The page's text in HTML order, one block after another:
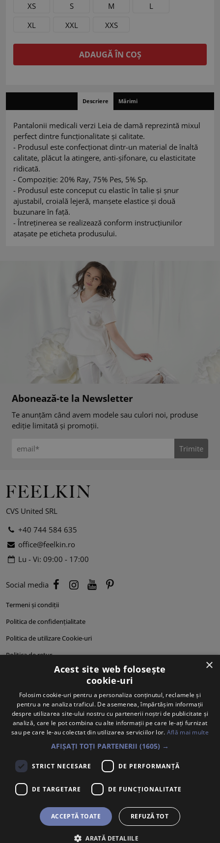
XS
S M
L
XL
XXL XXS
ADAUGĂ ÎN COȘ
Descriere Mărimi
Pantalonii medicali verzi Leia de damă reprezintă mixul
perfect dintre funcționalitate și calitate.
- Produsul este confecționat dintr-un material de înaltă
calitate, plăcut la atingere, anti-șifonare, cu elasticitate
ridicată.
- Compoziție: 20% Ray, 75% Pes, 5% Sp.
- Produsul este conceput cu elastic în talie și șnur
ajustabil, croială lejeră, manșete elastice și două
buzunare în față.
- Întreținerea se realizează conform instrucțiunilor
atașate pe eticheta produsului.
Abonează-te la Newsletter
Te anunțăm când avem modele sau culori noi, produse
ediție limitată și promoții.
Trimite
CVS United SRL
+40 744 584 635
office@feelkin.ro
Lu - Vi: 09:00 - 17:00
Social media
Termeni și condiții
Politica de confidențialitate
Politica de utilizare Cookie-uri
Politica de retur
Cum se livrează?
Despre noi
Personalități produse
×
Acest site web folosește
cookie-uri
Folosim cookie-uri pentru a personaliza conținutul, reclamele și
pentru a ne analiza traficul. De asemenea, împărtășim informații
despre utilizarea site-ului nostru cu partenerii noștri de publicitate și
analiză, care le pot combina cu alte informații pe care le-ați furnizat
sau pe care le-au colectat din utilizarea serviciilor lor. Află mai multe
AFIȘAȚI TOȚI PARTENERII (1605) →
STRICT NECESARE DE PERFORMANȚĂ
DE TARGETARE DE FUNCŢIONALITATE
ACCEPTĂ TOATE REFUZĂ TOT
ARATĂ DETALIILE